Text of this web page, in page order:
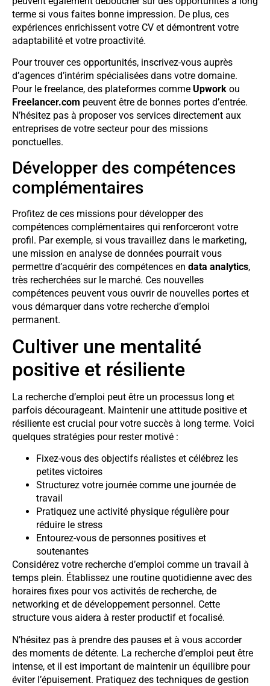
terme si vous faites bonne impression. De plus, ces
expériences enrichissent votre CV et démontrent votre
adaptabilité et votre proactivité.
Pour trouver ces opportunités, inscrivez-vous auprès
d’agences d’intérim spécialisées dans votre domaine.
Pour le freelance, des plateformes comme Upwork ou
Freelancer.com peuvent être de bonnes portes d’entrée.
N’hésitez pas à proposer vos services directement aux
entreprises de votre secteur pour des missions
ponctuelles.
Développer des compétences
complémentaires
Profitez de ces missions pour développer des
compétences complémentaires qui renforceront votre
profil. Par exemple, si vous travaillez dans le marketing,
une mission en analyse de données pourrait vous
permettre d’acquérir des compétences en data analytics,
très recherchées sur le marché. Ces nouvelles
compétences peuvent vous ouvrir de nouvelles portes et
vous démarquer dans votre recherche d’emploi
permanent.
Cultiver une mentalité
positive et résiliente
La recherche d’emploi peut être un processus long et
parfois décourageant. Maintenir une attitude positive et
résiliente est crucial pour votre succès à long terme. Voici
quelques stratégies pour rester motivé :
Fixez-vous des objectifs réalistes et célébrez les
petites victoires
Structurez votre journée comme une journée de
travail
Pratiquez une activité physique régulière pour
réduire le stress
Entourez-vous de personnes positives et
soutenantes
Considérez votre recherche d’emploi comme un travail à
temps plein. Établissez une routine quotidienne avec des
horaires fixes pour vos activités de recherche, de
networking et de développement personnel. Cette
structure vous aidera à rester productif et focalisé.
N’hésitez pas à prendre des pauses et à vous accorder
des moments de détente. La recherche d’emploi peut être
intense, et il est important de maintenir un équilibre pour
éviter l’épuisement. Pratiquez des techniques de gestion